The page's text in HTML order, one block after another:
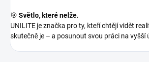
🎯 Světlo, které nelže.
UNILITE je značka pro ty, kteří chtějí vidět
skutečně je – a posunout svou práci na vyšší